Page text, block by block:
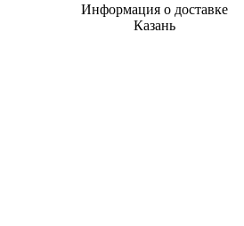
Информация о доставке
Казань